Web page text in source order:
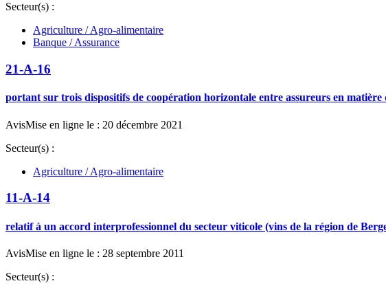
Secteur(s) :
Agriculture / Agro-alimentaire
Banque / Assurance
21-A-16
portant sur trois dispositifs de coopération horizontale entre assureurs en matière
AvisMise en ligne le : 20 décembre 2021
Secteur(s) :
Agriculture / Agro-alimentaire
11-A-14
relatif à un accord interprofessionnel du secteur viticole (vins de la région de
AvisMise en ligne le : 28 septembre 2011
Secteur(s) :